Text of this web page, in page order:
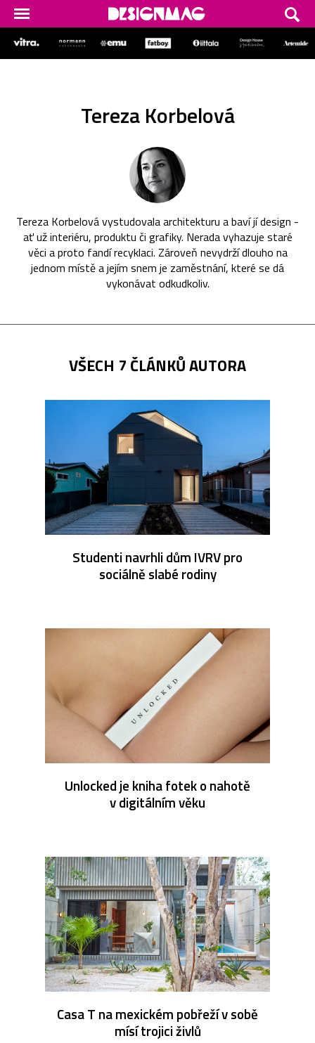
Tereza Korbelová
Tereza Korbelová vystudovala architekturu a baví jí design -
ať už interiéru, produktu či grafiky. Nerada vyhazuje staré
věci a proto fandí recyklaci. Zároveň nevydrží dlouho na
jednom místě a jejím snem je zaměstnání, které se dá
vykonávat odkudkoliv.
VŠECH 7 ČLÁNKŮ AUTORA
Studenti navrhli dům IVRV pro
sociálně slabé rodiny
Unlocked je kniha fotek o nahotě
v digitálním věku
Casa T na mexickém pobřeží v sobě
mísí trojici živlů